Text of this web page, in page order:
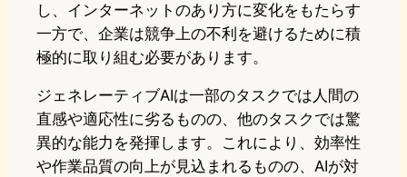
n
k
し、インターネットのあり方に変化をもたらす
一方で、企業は競争上の不利を避けるために積
極的に取り組む必要があります。
ジェネレーティブAIは一部のタスクでは人間の
直感や適応性に劣るものの、他のタスクでは驚
異的な能力を発揮します。これにより、効率性
や作業品質の向上が見込まれるものの、AIが対